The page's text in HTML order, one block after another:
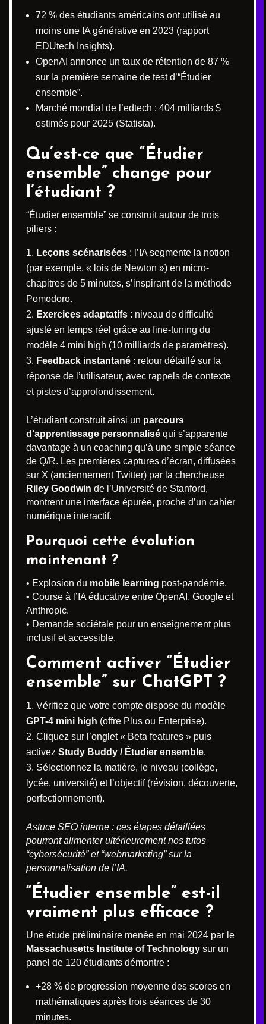
72 % des étudiants américains ont utilisé au
moins une IA générative en 2023 (rapport
EDUtech Insights).
OpenAI annonce un taux de rétention de 87 %
sur la première semaine de test d’“Étudier
ensemble”.
Marché mondial de l’edtech : 404 milliards $
estimés pour 2025 (Statista).
Qu’est-ce que “Étudier
ensemble” change pour
l’étudiant ?
“Étudier ensemble” se construit autour de trois
piliers :
Leçons scénarisées : l’IA segmente la notion
(par exemple, « lois de Newton ») en micro-
chapitres de 5 minutes, s’inspirant de la méthode
Pomodoro.
Exercices adaptatifs : niveau de difficulté
ajusté en temps réel grâce au fine-tuning du
modèle 4 mini high (10 milliards de paramètres).
Feedback instantané : retour détaillé sur la
réponse de l’utilisateur, avec rappels de contexte
et pistes d’approfondissement.
L’étudiant construit ainsi un parcours
d’apprentissage personnalisé qui s’apparente
davantage à un coaching qu’à une simple séance
de Q/R. Les premières captures d’écran, diffusées
sur X (anciennement Twitter) par la chercheuse
Riley Goodwin de l’Université de Stanford,
montrent une interface épurée, proche d’un cahier
numérique interactif.
Pourquoi cette évolution
maintenant ?
• Explosion du mobile learning post-pandémie.
• Course à l’IA éducative entre OpenAI, Google et
Anthropic.
• Demande sociétale pour un enseignement plus
inclusif et accessible.
Comment activer “Étudier
ensemble” sur ChatGPT ?
Vérifiez que votre compte dispose du modèle
GPT-4 mini high (offre Plus ou Enterprise).
Cliquez sur l’onglet « Beta features » puis
activez Study Buddy / Étudier ensemble.
Sélectionnez la matière, le niveau (collège,
lycée, université) et l’objectif (révision, découverte,
perfectionnement).
Astuce SEO interne : ces étapes détaillées
pourront alimenter ultérieurement nos tutos
“cybersécurité” et “webmarketing” sur la
personnalisation de l’IA.
“Étudier ensemble” est-il
vraiment plus efficace ?
Une étude préliminaire menée en mai 2024 par le
Massachusetts Institute of Technology sur un
panel de 120 étudiants démontre :
+28 % de progression moyenne des scores en
mathématiques après trois séances de 30
minutes.